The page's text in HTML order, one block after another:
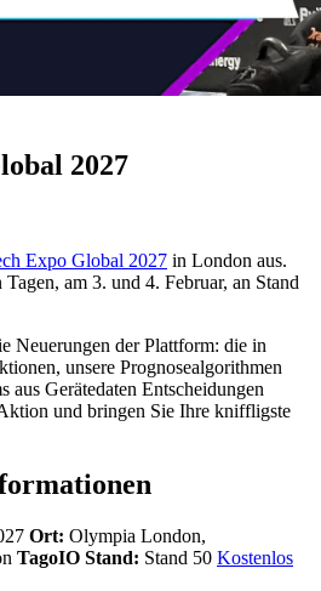
2027
Expo Global 2027 in London aus.
am 3. und 4. Februar, an Stand
Neuerungen der Plattform: die in
unsere Prognosealgorithmen
aus Gerätedaten Entscheidungen
und bringen Sie Ihre kniffligste
Ort: Olympia London,
TagoIO Stand: Stand 50 Kostenlos